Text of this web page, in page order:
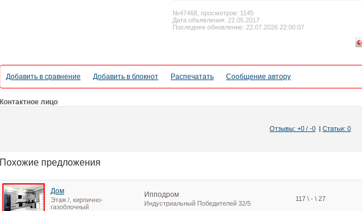
№47468, просмотров: 1145
Дата объявления: 22.05.2017
Последнее обновление: 22.07.2026 22:00:07
Добавить в сравнение Добавить в блокнот Распечатать Сообщение автору
Контактное лицо
Отзывы: +0 / -0 | Статьи: 0
Похожие предложения
Дом
Этаж /, кирпично-
газоблочный
Ипподром
Индустриальный Победителей 32/5
117 \ - \ 27